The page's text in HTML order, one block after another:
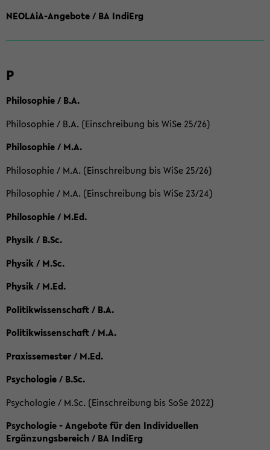
NEOLAiA-Angebote / BA IndiErg
P
Philosophie / B.A.
Philosophie / B.A. (Einschreibung bis WiSe 25/26)
Philosophie / M.A.
Philosophie / M.A. (Einschreibung bis WiSe 25/26)
Philosophie / M.A. (Einschreibung bis WiSe 23/24)
Philosophie / M.Ed.
Physik / B.Sc.
Physik / M.Sc.
Physik / M.Ed.
Politikwissenschaft / B.A.
Politikwissenschaft / M.A.
Praxissemester / M.Ed.
Psychologie / B.Sc.
Psychologie / M.Sc. (Einschreibung bis SoSe 2022)
Psychologie - Angebote für den Individuellen
Ergänzungsbereich / BA IndiErg